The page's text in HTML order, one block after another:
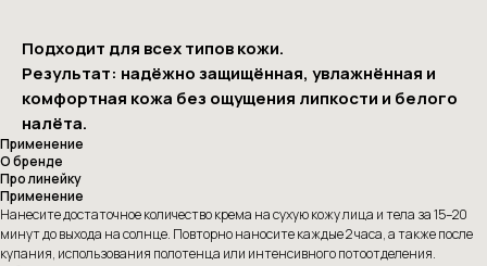
Подходит для всех типов кожи.
Результат: надёжно защищённая, увлажнённая и
комфортная кожа без ощущения липкости и белого
налёта.
Применение
О бренде
Про линейку
Применение
Нанесите достаточное количество крема на сухую кожу лица и тела за 15–20
минут до выхода на солнце. Повторно наносите каждые 2 часа, а также после
купания, использования полотенца или интенсивного потоотделения.